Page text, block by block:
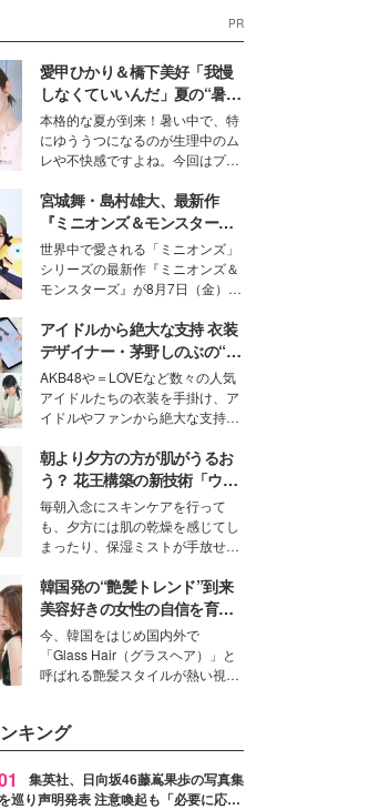
PR
愛甲ひかり＆橋下美好「我慢
しなくていいんだ」夏の“暑さ
対策”の新しい選択肢とは？
本格的な夏が到来！暑い中で、特
にゆううつになるのが生理中のム
レや不快感ですよね。今回はプラ
モデル・愛甲ひかりさんと橋下美
好さんを迎えて本音で女子会トー
ク。猛暑のお出かけを快適に過ご
すヒントや、2人が感動した夏の
生理の新常識にも迫りました。
宮城舞・島村雄大、最新作
『ミニオンズ＆モンスター
ズ』の魅力熱弁 ハチャメチャ
だけじゃない“友情と絆”に感
動
世界中で愛される「ミニオンズ」
シリーズの最新作『ミニオンズ＆
モンスターズ』が8月7日（金）に
ニオン好き”という共通点を持つモ
デルの宮城舞と島村雄大の特別対
談をお届け！それぞれの視点か
ら、今作ならではの魅力や予想外
の感動をもたらす奥深いストーリ
ーについて熱く語り合ってもらっ
た。
アイドルから絶大な支持 衣装
デザイナー・茅野しのぶの“可
愛い”を作る美学＜「シチズン
クロスシー」インタビュー＞
AKB48や＝LOVEなど数々の人気
アイドルたちの衣装を手掛け、ア
イドルやファンから絶大な支持を
取締役兼クリエイティブディレク
ター・茅野しのぶ。一人ひとりの
個性に寄り添い、魅力を引き出す
衣装作りは、多くの女性たちに勇
気と自信を与え続けている。
朝より夕方の方が肌がうるお
う？ 花王構築の新技術「ウォ
ーターキャプチャリングスキ
ン（捕水肌）」がスキンケア
の常識を変える予感
毎朝入念にスキンケアを行って
も、夕方には肌の乾燥を感じてし
まったり、保湿ミストが手放せな
な美容の常識を大きく変える可能
性を秘めた、革新的な「Water
Capturing Skin（ウォーターキャ
プチャリングスキン：捕水肌）」
技術を、花王が構築した。
韓国発の“艶髪トレンド”到来
美容好きの女性の自信を育む
「ヘアケア事情」って？
今、韓国をはじめ国内外で
「Glass Hair（グラスヘア）」と
呼ばれる艶髪スタイルが熱い視線
して、“髪そのものの美しさ”に改
めて注目する人が増えている様
子。今回は、そんな憧れの艶やか
な髪を日常で叶える、美容好きの
キング
集英社、日向坂46藤嶌果歩の写真集
を巡り声明発表 注意喚起も「必要に応じ